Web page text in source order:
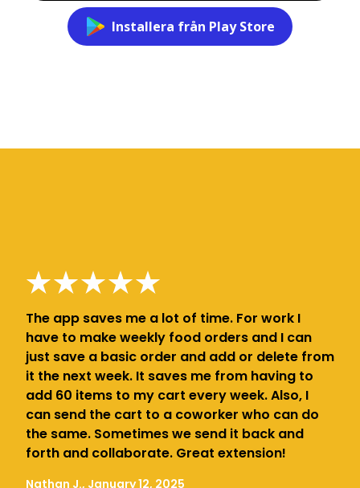
Installera från Play Store
The app saves me a lot of time. For work I
have to make weekly food orders and I can
just save a basic order and add or delete from
it the next week. It saves me from having to
add 60 items to my cart every week. Also, I
can send the cart to a coworker who can do
the same. Sometimes we send it back and
forth and collaborate. Great extension!
Nathan J., January 12, 2025